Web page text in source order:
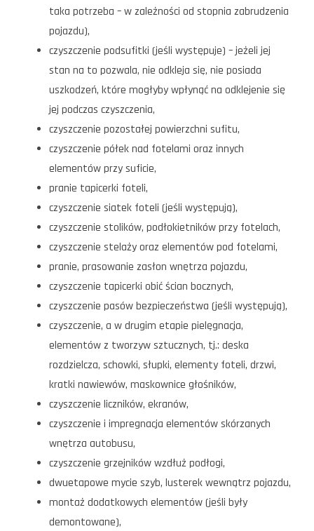
taka potrzeba – w zależności od stopnia zabrudzenia
pojazdu),
czyszczenie podsufitki (jeśli występuje) – jeżeli jej
stan na to pozwala, nie odkleja się, nie posiada
uszkodzeń, które mogłyby wpłynąć na odklejenie się
jej podczas czyszczenia,
czyszczenie pozostałej powierzchni sufitu,
czyszczenie półek nad fotelami oraz innych
elementów przy suficie,
pranie tapicerki foteli,
czyszczenie siatek foteli (jeśli występują),
czyszczenie stolików, podłokietników przy fotelach,
czyszczenie stelaży oraz elementów pod fotelami,
pranie, prasowanie zasłon wnętrza pojazdu,
czyszczenie tapicerki obić ścian bocznych,
czyszczenie pasów bezpieczeństwa (jeśli występują),
czyszczenie, a w drugim etapie pielęgnacja,
elementów z tworzyw sztucznych, tj.: deska
rozdzielcza, schowki, słupki, elementy foteli, drzwi,
kratki nawiewów, maskownice głośników,
czyszczenie liczników, ekranów,
czyszczenie i impregnacja elementów skórzanych
wnętrza autobusu,
czyszczenie grzejników wzdłuż podłogi,
dwuetapowe mycie szyb, lusterek wewnątrz pojazdu,
montaż dodatkowych elementów (jeśli były
demontowane),